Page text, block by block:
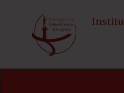
Početna